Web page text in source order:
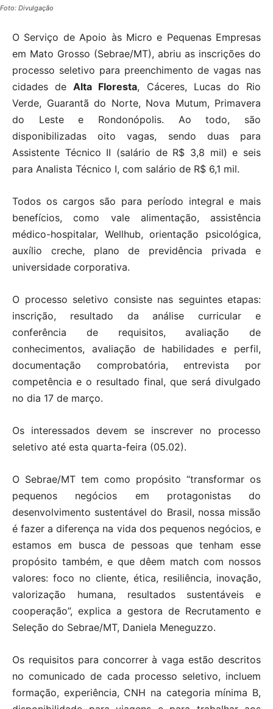
Foto: Divulgação
O Serviço de Apoio às Micro e Pequenas Empresas
em Mato Grosso (Sebrae/MT), abriu as inscrições do
processo seletivo para preenchimento de vagas nas
cidades deAlta Floresta, Cáceres, Lucas do Rio
Verde, Guarantã do Norte, Nova Mutum, Primavera
do Leste e Rondonópolis. Ao todo, são
disponibilizadas oito vagas, sendo duas para
Assistente Técnico II (salário de R$ 3,8 mil) e seis
para Analista Técnico I, com salário de R$ 6,1 mil.
Todos os cargos são para período integral e mais
benefícios, como vale alimentação, assistência
médico-hospitalar, Wellhub, orientação psicológica,
auxílio creche, plano de previdência privada e
universidade corporativa.
O processo seletivo consiste nas seguintes etapas:
inscrição, resultado da análise curricular e
conferência de requisitos, avaliação de
conhecimentos, avaliação de habilidades e perfil,
documentação comprobatória, entrevista por
competência e o resultado final, que será divulgado
no dia 17 de março.
Os interessados devem se inscrever no processo
seletivo até esta quarta-feira (05.02).
O Sebrae/MT tem como propósito “transformar os
pequenos negócios em protagonistas do
desenvolvimento sustentável do Brasil, nossa missão
é fazer a diferença na vida dos pequenos negócios, e
estamos em busca de pessoas que tenham esse
propósito também, e que dêem match com nossos
valores: foco no cliente, ética, resiliência, inovação,
valorização humana, resultados sustentáveis e
cooperação”, explica a gestora de Recrutamento e
Seleção do Sebrae/MT, Daniela Meneguzzo.
Os requisitos para concorrer à vaga estão descritos
no comunicado de cada processo seletivo, incluem
formação, experiência, CNH na categoria mínima B,